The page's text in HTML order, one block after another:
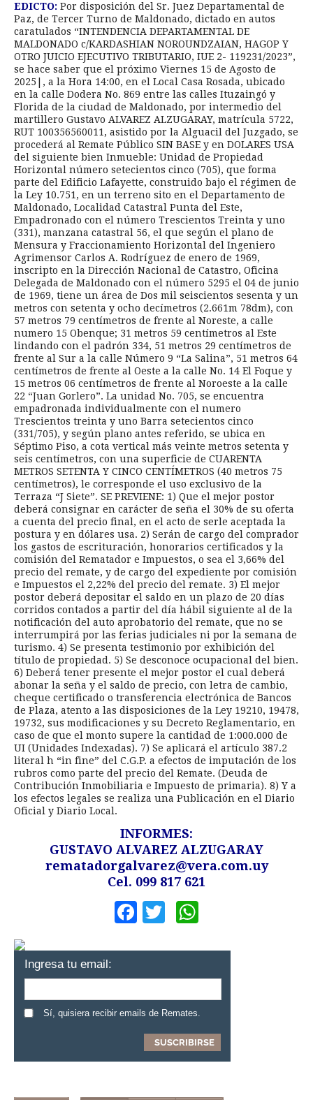
EDICTO: Por disposición del Sr. Juez Departamental de
Paz, de Tercer Turno de Maldonado, dictado en autos
caratulados “INTENDENCIA DEPARTAMENTAL DE
MALDONADO c/KARDASHIAN NOROUNDZAIAN, HAGOP Y
OTRO JUICIO EJECUTIVO TRIBUTARIO, IUE 2- 119231/2023”,
se hace saber que el próximo Viernes 15 de Agosto de
2025|, a la Hora 14:00, en el Local Casa Rosada, ubicado
en la calle Dodera No. 869 entre las calles Ituzaingó y
Florida de la ciudad de Maldonado, por intermedio del
martillero Gustavo ALVAREZ ALZUGARAY, matrícula 5722,
RUT 100356560011, asistido por la Alguacil del Juzgado, se
procederá al Remate Público SIN BASE y en DOLARES USA
del siguiente bien Inmueble: Unidad de Propiedad
Horizontal número setecientos cinco (705), que forma
parte del Edificio Lafayette, construido bajo el régimen de
la Ley 10.751, en un terreno sito en el Departamento de
Maldonado, Localidad Catastral Punta del Este,
Empadronado con el número Trescientos Treinta y uno
(331), manzana catastral 56, el que según el plano de
Mensura y Fraccionamiento Horizontal del Ingeniero
Agrimensor Carlos A. Rodríguez de enero de 1969,
inscripto en la Dirección Nacional de Catastro, Oficina
Delegada de Maldonado con el número 5295 el 04 de junio
de 1969, tiene un área de Dos mil seiscientos sesenta y un
metros con setenta y ocho decímetros (2.661m 78dm), con
57 metros 79 centímetros de frente al Noreste, a calle
numero 15 Obenque; 31 metros 59 centímetros al Este
lindando con el padrón 334, 51 metros 29 centímetros de
frente al Sur a la calle Número 9 “La Salina”, 51 metros 64
centímetros de frente al Oeste a la calle No. 14 El Foque y
15 metros 06 centímetros de frente al Noroeste a la calle
22 “Juan Gorlero”. La unidad No. 705, se encuentra
empadronada individualmente con el numero
Trescientos treinta y uno Barra setecientos cinco
(331/705), y según plano antes referido, se ubica en
Séptimo Piso, a cota vertical más veinte metros setenta y
seis centímetros, con una superficie de CUARENTA
METROS SETENTA Y CINCO CENTÍMETROS (40 metros 75
centímetros), le corresponde el uso exclusivo de la
Terraza “J Siete”. SE PREVIENE: 1) Que el mejor postor
deberá consignar en carácter de seña el 30% de su oferta
a cuenta del precio final, en el acto de serle aceptada la
postura y en dólares usa. 2) Serán de cargo del comprador
los gastos de escrituración, honorarios certificados y la
comisión del Rematador e Impuestos, o sea el 3,66% del
precio del remate, y de cargo del expediente por comisión
e Impuestos el 2,22% del precio del remate. 3) El mejor
postor deberá depositar el saldo en un plazo de 20 días
corridos contados a partir del día hábil siguiente al de la
notificación del auto aprobatorio del remate, que no se
interrumpirá por las ferias judiciales ni por la semana de
turismo. 4) Se presenta testimonio por exhibición del
título de propiedad. 5) Se desconoce ocupacional del bien.
6) Deberá tener presente el mejor postor el cual deberá
abonar la seña y el saldo de precio, con letra de cambio,
cheque certificado o transferencia electrónica de Bancos
de Plaza, atento a las disposiciones de la Ley 19210, 19478,
19732, sus modificaciones y su Decreto Reglamentario, en
caso de que el monto supere la cantidad de 1:000.000 de
UI (Unidades Indexadas). 7) Se aplicará el artículo 387.2
literal h “in fine” del C.G.P. a efectos de imputación de los
rubros como parte del precio del Remate. (Deuda de
Contribución Inmobiliaria e Impuesto de primaria). 8) Y a
los efectos legales se realiza una Publicación en el Diario
Oficial y Diario Local.
INFORMES:
GUSTAVO ALVAREZ ALZUGARAY
rematadorgalvarez@vera.com.uy
Cel. 099 817 621
Facebook
Twitter
Ingresa tu email:
Sí, quisiera recibir emails de Remates.